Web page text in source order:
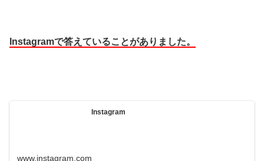
Instagramで答えていることがありました。
Instagram
www.instagram.com